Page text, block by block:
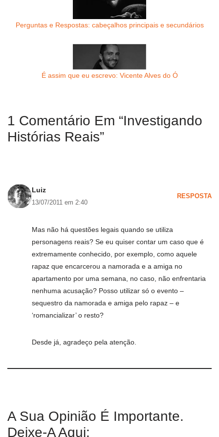
Perguntas e Respostas: cabeçalhos principais e secundários
É assim que eu escrevo: Vicente Alves do Ó
1 Comentário Em “Investigando
Histórias Reais”
Luiz
13/07/2011 em 2:40
RESPOSTA
Mas não há questões legais quando se utiliza
personagens reais? Se eu quiser contar um caso que é
extremamente conhecido, por exemplo, como aquele
rapaz que encarcerou a namorada e a amiga no
apartamento por uma semana, no caso, não enfrentaria
nenhuma acusação? Posso utilizar só o evento –
sequestro da namorada e amiga pelo rapaz – e
‘romancializar’ o resto?
Desde já, agradeço pela atenção.
A Sua Opinião É Importante.
Deixe-A Aqui: